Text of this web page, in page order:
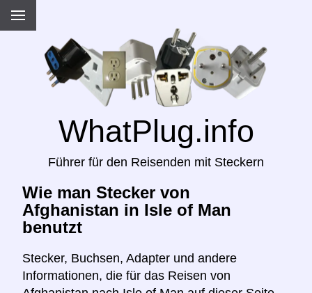
WhatPlug.info
Führer für den Reisenden mit Steckern
Wie man Stecker von
Afghanistan in Isle of Man
benutzt
Stecker, Buchsen, Adapter und andere
Informationen, die für das Reisen von